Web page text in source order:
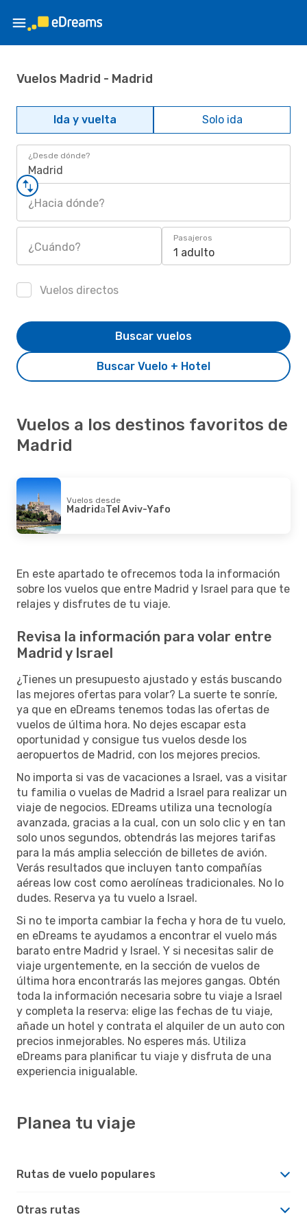
Vuelos Madrid - Madrid
Ida y vuelta Solo ida
¿Desde dónde?
Madrid
¿Hacia dónde?
¿Cuándo?
Pasajeros
1 adulto
Vuelos directos
Buscar Vuelo + Hotel
Buscar vuelos
Vuelos a los destinos favoritos de
Madrid
Vuelos desde
MadridaTel Aviv-Yafo
En este apartado te ofrecemos toda la información
sobre los vuelos que entre Madrid y Israel para que te
relajes y disfrutes de tu viaje.
Revisa la información para volar entre
Madrid y Israel
¿Tienes un presupuesto ajustado y estás buscando
las mejores ofertas para volar? La suerte te sonríe,
ya que en eDreams tenemos todas las ofertas de
vuelos de última hora. No dejes escapar esta
oportunidad y consigue tus vuelos desde los
aeropuertos de Madrid, con los mejores precios.
No importa si vas de vacaciones a Israel, vas a visitar
tu familia o vuelas de Madrid a Israel para realizar un
viaje de negocios. EDreams utiliza una tecnología
avanzada, gracias a la cual, con un solo clic y en tan
solo unos segundos, obtendrás las mejores tarifas
para la más amplia selección de billetes de avión.
Verás resultados que incluyen tanto compañías
aéreas low cost como aerolíneas tradicionales. No lo
dudes. Reserva ya tu vuelo a Israel.
Si no te importa cambiar la fecha y hora de tu vuelo,
en eDreams te ayudamos a encontrar el vuelo más
barato entre Madrid y Israel. Y si necesitas salir de
viaje urgentemente, en la sección de vuelos de
última hora encontrarás las mejores gangas. Obtén
toda la información necesaria sobre tu viaje a Israel
y completa la reserva: elige las fechas de tu viaje,
añade un hotel y contrata el alquiler de un auto con
precios inmejorables. No esperes más. Utiliza
eDreams para planificar tu viaje y disfruta de una
experiencia inigualable.
Planea tu viaje
Rutas de vuelo populares
Otras rutas